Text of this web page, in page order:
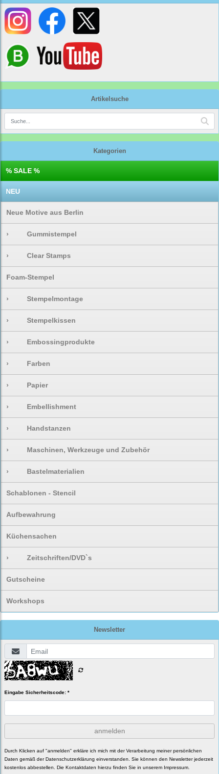
Artikelsuche
Kategorien
% SALE %
NEU
Neue Motive aus Berlin
› Gummistempel
› Clear Stamps
Foam-Stempel
› Stempelmontage
› Stempelkissen
› Embossingprodukte
› Farben
› Papier
› Embellishment
› Handstanzen
› Maschinen, Werkzeuge und Zubehör
› Bastelmaterialien
Schablonen - Stencil
Aufbewahrung
Küchensachen
› Zeitschriften/DVD`s
Gutscheine
Workshops
Newsletter
Eingabe Sicherheitscode: *
anmelden
Durch Klicken auf "anmelden" erkläre ich mich mit der Verarbeitung meiner persönlichen
Daten gemäß der Datenschutzerklärung einverstanden. Sie können den Newsletter jederzeit
kostenlos abbestellen. Die Kontaktdaten hierzu finden Sie in unserem Impressum.